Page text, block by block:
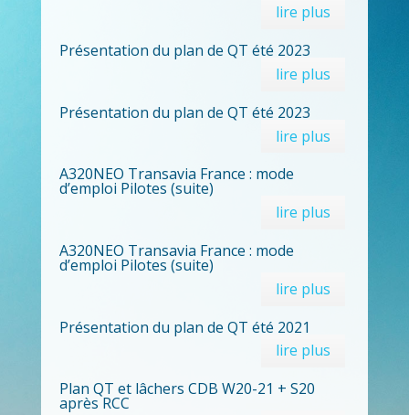
lire plus
Présentation du plan de QT été 2023
lire plus
Présentation du plan de QT été 2023
lire plus
A320NEO Transavia France : mode
d’emploi Pilotes (suite)
lire plus
A320NEO Transavia France : mode
d’emploi Pilotes (suite)
lire plus
Présentation du plan de QT été 2021
lire plus
Plan QT et lâchers CDB W20-21 + S20
après RCC